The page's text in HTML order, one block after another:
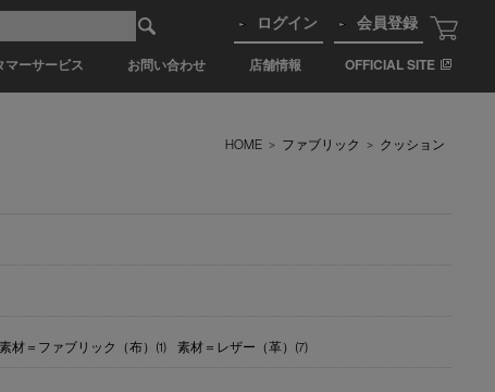
マーサービス お問い合わせ 店舗情報 OFFICIAL SITE
ログイン 会員登録
HOME > ファブリック > クッション
素材＝ファブリック（布）(1) 素材＝レザー（革）(7)